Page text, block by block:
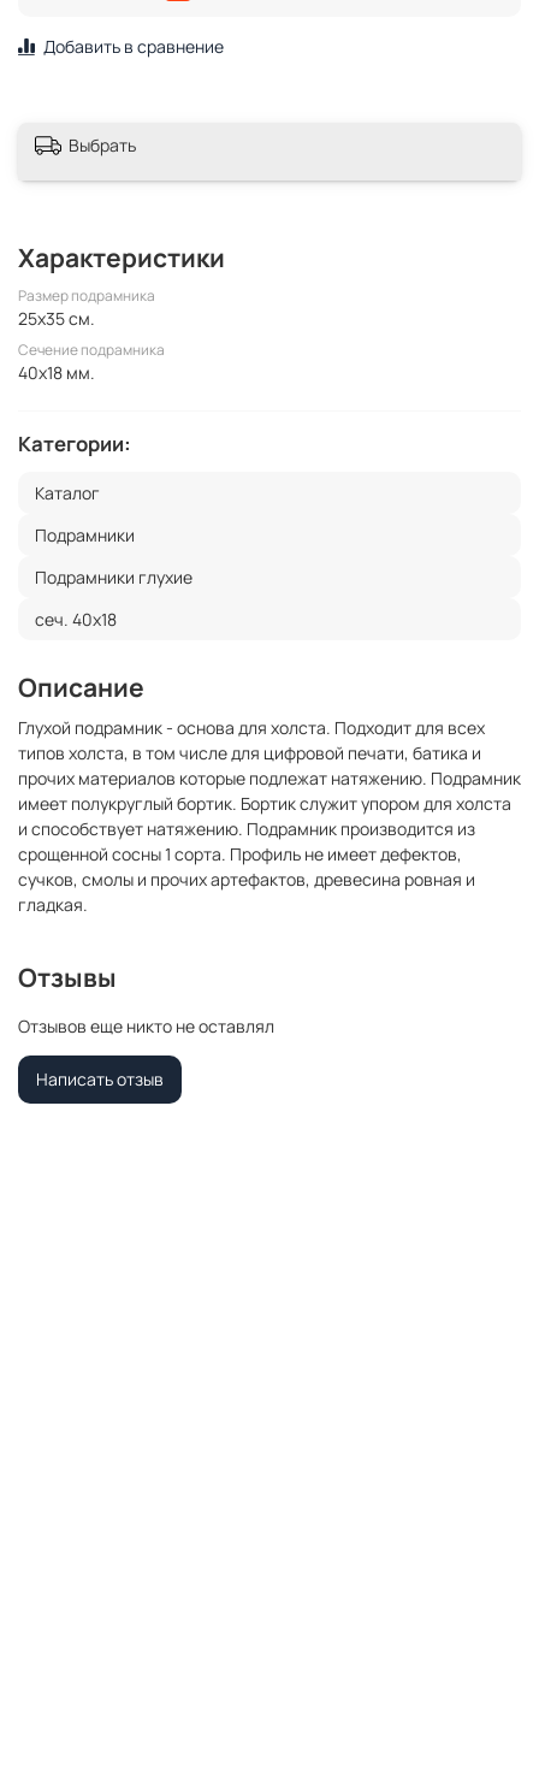
Добавить в сравнение
Выбрать
Характеристики
Размер подрамника
25x35 см.
Сечение подрамника
40x18 мм.
Категории:
Каталог
Подрамники
Подрамники глухие
сеч. 40х18
Описание
Глухой подрамник - основа для холста. Подходит для всех
типов холста, в том числе для цифровой печати, батика и
прочих материалов которые подлежат натяжению. Подрамник
имеет полукруглый бортик. Бортик служит упором для холста
и способствует натяжению. Подрамник производится из
срощенной сосны 1 сорта. Профиль не имеет дефектов,
сучков, смолы и прочих артефактов, древесина ровная и
гладкая.
Отзывы
Отзывов еще никто не оставлял
Написать отзыв